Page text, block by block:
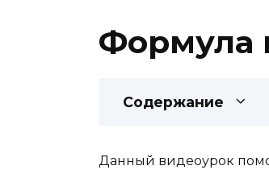
Формула
Содержание
Данный видеоурок